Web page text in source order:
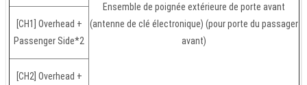
Ensemble de poignée extérieure de porte avant
(antenne de clé électronique) (pour porte du passager
avant)
[CH1] Overhead +
Passenger Side*2
[CH2] Overhead +